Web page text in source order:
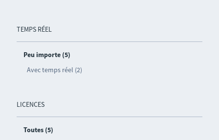
TEMPS RÉEL
Peu importe (5)
Avec temps réel (2)
LICENCES
Toutes (5)